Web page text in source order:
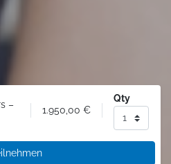
–
1.950,00 €
Qty